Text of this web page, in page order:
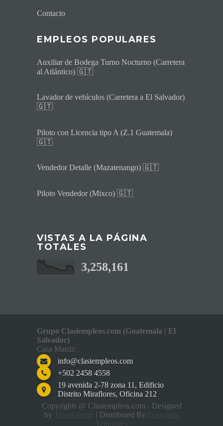
Contacto
EMPLEOS POPULARES
Auxiliar de Bodega Turno Nocturno (Carretera
al Atlántico) 🇬🇹
Lavador de vehículos (Carretera a El Salvador)
🇬🇹
Piloto con Licencia tipo A (Z.1 Guatemala)
🇬🇹
Vendedor Detalle (Mazatenango) 🇬🇹
Piloto Vendedor (Mixco) 🇬🇹
VISTAS A LA PÁGINA
TOTALES
3,258,161
Grupo Clasiempleos.com (Guatemala | El
Salvador)
Casa Matriz:
info@clasiempleos.com
+502 2458 4558
19 avenida 2-78 zona 11, Edificio
Distrito Miraflores, Oficina 212
Copyrights @ Clasiempleos.com - Designed
by
Templateism | Distributed By
Gooyaabi
Templates